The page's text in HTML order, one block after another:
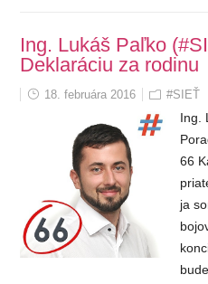
Ing. Lukáš Paľko
Deklaráciu za rodinu
18. februára 2016 #SIEŤ
Ing.
66
ja